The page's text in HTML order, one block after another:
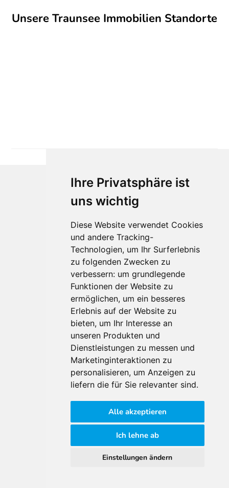
Ihre Privatsphäre ist
uns wichtig
Diese Website verwendet Cookies
und andere Tracking-
Technologien, um Ihr Surferlebnis
zu folgenden Zwecken zu
verbessern: um grundlegende
Funktionen der Website zu
ermöglichen, um ein besseres
Erlebnis auf der Website zu
bieten, um Ihr Interesse an
unseren Produkten und
Dienstleistungen zu messen und
Marketinginteraktionen zu
personalisieren, um Anzeigen zu
liefern die für Sie relevanter sind.
Alle akzeptieren
Ich lehne ab
Einstellungen ändern
Unsere Traunsee Immobilien Standorte
Für Makler:innen
Über Uns
Vorteile
Kontakt
Software Partner
Teilnahme
FAQ
Für Makler:innen
Impressum
AGB
Datenschutzklärung
Cookie Richtlinie